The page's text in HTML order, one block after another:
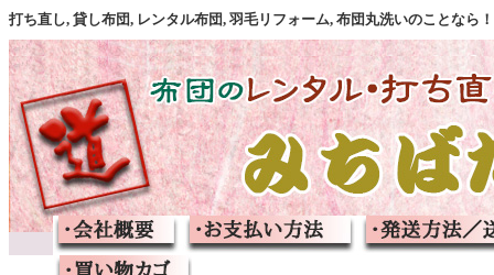
打ち直し, 貸し布団, レンタル布団, 羽毛リフォーム, 布団丸洗いのことな